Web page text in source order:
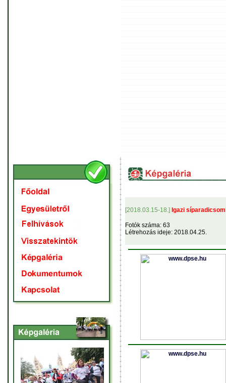
[2018.03.15-18.] Igazi
Fotók száma: 63
Létrehozás ideje: 2018.04.25.